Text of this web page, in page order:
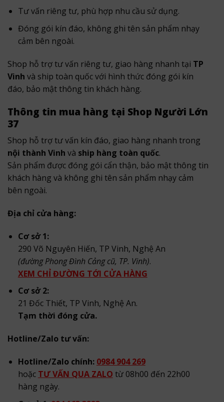
Tư vấn riêng tư, phù hợp nhu cầu sử dụng.
Đóng gói kín đáo, không ghi tên sản phẩm nhạy
cảm bên ngoài.
Shop hỗ trợ tư vấn riêng tư, giao hàng nhanh tại TP
Vinh và ship toàn quốc với hình thức đóng gói kín
đáo, bảo mật thông tin khách hàng.
Thông tin mua hàng tại Shop Người Lớn
37
Shop hỗ trợ tư vấn kín đáo, giao hàng nhanh trong
nội thành Vinh và ship hàng toàn quốc.
Sản phẩm được đóng gói cẩn thận, bảo mật thông tin
khách hàng và không ghi tên sản phẩm nhạy cảm
bên ngoài.
Địa chỉ cửa hàng:
Cơ sở 1:
290 Võ Nguyên Hiến, TP Vinh, Nghệ An
(đường Phong Đình Cảng cũ, TP. Vinh).
XEM CHỈ ĐƯỜNG TỚI CỬA HÀNG
Cơ sở 2:
21 Đốc Thiết, TP Vinh, Nghệ An.
Tạm thời đóng cửa.
Hotline/Zalo tư vấn:
Hotline/Zalo chính: 0984 904 269
hoặc TƯ VẤN QUA ZALO từ 08h00 đến 22h00
hàng ngày.